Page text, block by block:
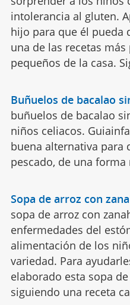
intolerancia al gluten.
hijo para que él pueda
una de las recetas
pequeños de la casa.
Buñuelos de bacalao
buñuelos de bacalao
niños celiacos.
buena alternativa para
pescado, de una
Sopa de arroz con
sopa de arroz con
enfermedades del
alimentación de los
variedad. Para
elaborado esta sopa
siguiendo una receta